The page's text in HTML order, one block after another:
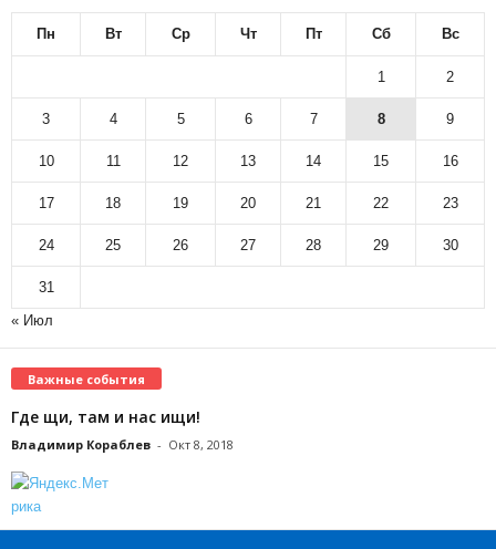
Пн Вт Ср Чт Пт Сб Вс
1 2
3 4 5 6 7 8 9
10 11 12 13 14 15 16
17 18 19 20 21 22 23
24 25 26 27 28 29 30
31
« Июл
Важные события
Где щи, там и нас ищи!
Владимир Кораблев - Окт 8, 2018